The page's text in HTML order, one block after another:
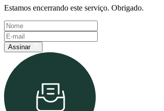
Estamos encerrando este serviço. Obrigado.
Assinar